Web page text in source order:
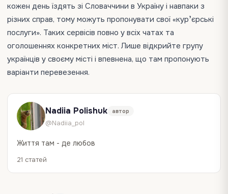
кожен день їздять зі Словаччини в Україну і навпаки з
різних справ, тому можуть пропонувати свої «курʼєрські
послуги». Таких сервісів повно у всіх чатах та
оголошеннях конкретних міст. Лише відкрийте групу
українців у своєму місті і впевнена, що там пропонують
варіанти перевезення.
Nadiia Polishuk автор
@Nadiia_pol
Життя там - де любов
21 статей